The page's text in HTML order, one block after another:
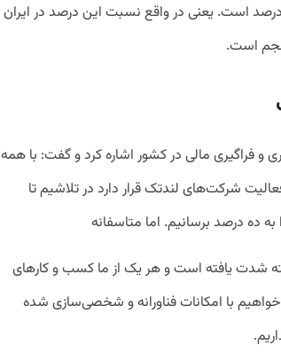
عدد در کشورهای پیشرفته بین ۵۰ تا ۷۰ درصد است. یعنی در واقع نسبت این درصد در ایران
است‌.
فراگیری مالی در کشور اشاره کرد و گفت: با همه
شرکت‌های لندتک قرار دارد در تلاشیم تا
ده درصد برسانیم. اما متاسفانه
شدت یافته است و هر یک از ما کسب و کارهای
با امکانات فناورانه و شخصی‌سازی شده